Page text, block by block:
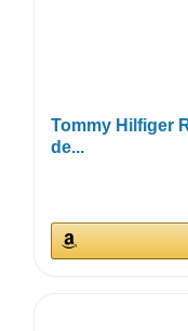
Tommy Hilfiger
de...